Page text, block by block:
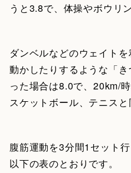
うと3.8で、体操やボウリ
ダンベルなどのウェイト
動かしたりするような「
った場合は8.0で、20km/
スケットボール、テニスと
腹筋運動を3分間1セット
以下の表のとおりです。